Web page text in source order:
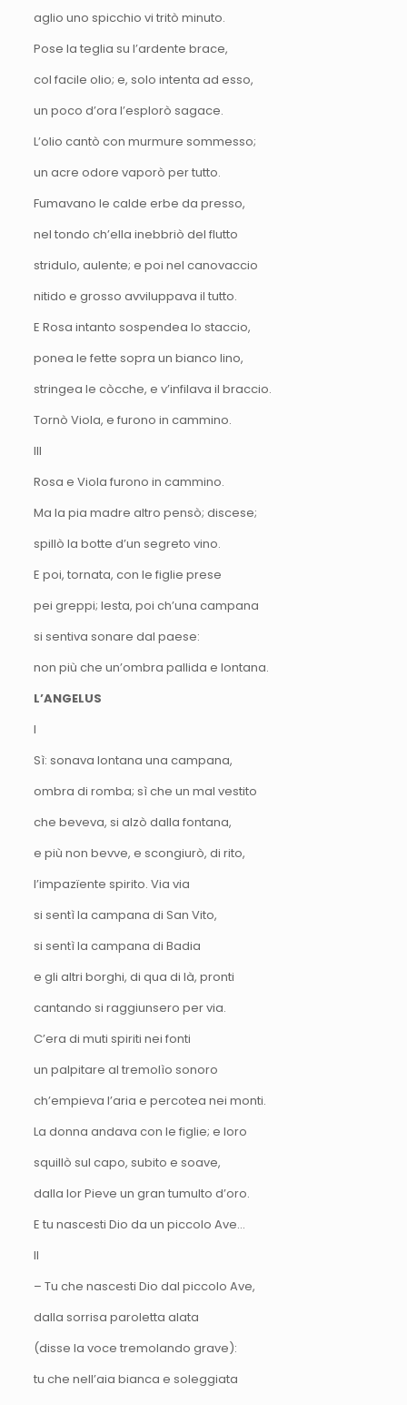
aglio uno spicchio vi tritò minuto.
Pose la teglia su l’ardente brace,
col facile olio; e, solo intenta ad esso,
un poco d’ora l’esplorò sagace.
L’olio cantò con murmure sommesso;
un acre odore vaporò per tutto.
Fumavano le calde erbe da presso,
nel tondo ch’ella inebbriò del flutto
stridulo, aulente; e poi nel canovaccio
nitido e grosso avviluppava il tutto.
E Rosa intanto sospendea lo staccio,
ponea le fette sopra un bianco lino,
stringea le còcche, e v’infilava il braccio.
Tornò Viola, e furono in cammino.
III
Rosa e Viola furono in cammino.
Ma la pia madre altro pensò; discese;
spillò la botte d’un segreto vino.
E poi, tornata, con le figlie prese
pei greppi; lesta, poi ch’una campana
si sentiva sonare dal paese:
non più che un’ombra pallida e lontana.
L’ANGELUS
I
Sì: sonava lontana una campana,
ombra di romba; sì che un mal vestito
che beveva, si alzò dalla fontana,
e più non bevve, e scongiurò, di rito,
l’impazïente spirito. Via via
si sentì la campana di San Vito,
si sentì la campana di Badia
e gli altri borghi, di qua di là, pronti
cantando si raggiunsero per via.
C’era di muti spiriti nei fonti
un palpitare al tremolìo sonoro
ch’empieva l’aria e percotea nei monti.
La donna andava con le figlie; e loro
squillò sul capo, subito e soave,
dalla lor Pieve un gran tumulto d’oro.
E tu nascesti Dio da un piccolo Ave…
II
– Tu che nascesti Dio dal piccolo Ave,
dalla sorrisa paroletta alata
(disse la voce tremolando grave):
tu che nell’aia bianca e soleggiata